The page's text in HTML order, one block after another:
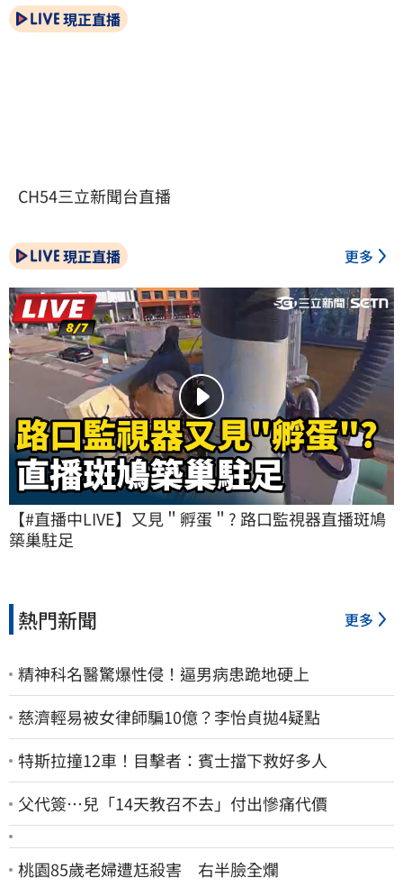
現正直播
CH54三立新聞台直播
現正直播 更多
【#直播中LIVE】又見＂孵蛋＂? 路口監視器直播斑鳩
築巢駐足
熱門新聞 更多
精神科名醫驚爆性侵！逼男病患跪地硬上
慈濟輕易被女律師騙10億？李怡貞拋4疑點
特斯拉撞12車！目擊者：賓士擋下救好多人
父代簽…兒「14天教召不去」付出慘痛代價
桃園85歲老婦遭尪殺害 右半臉全爛